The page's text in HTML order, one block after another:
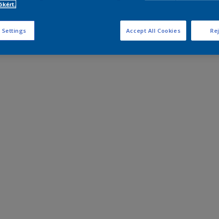
Settings Accept All Cookies